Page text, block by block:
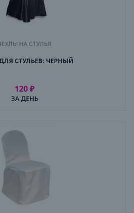
НА СТУЛЬЯ
СТУЛЬЕВ: ЧЕРНЫЙ
120 ₽
ЗА ДЕНЬ
АРЕНДОВАТЬ